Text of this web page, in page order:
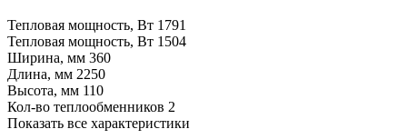
Тепловая мощность, Вт 1791
Тепловая мощность, Вт 1504
Ширина, мм 360
Длина, мм 2250
Высота, мм 110
Кол-во теплообменников 2
Показать все характеристики